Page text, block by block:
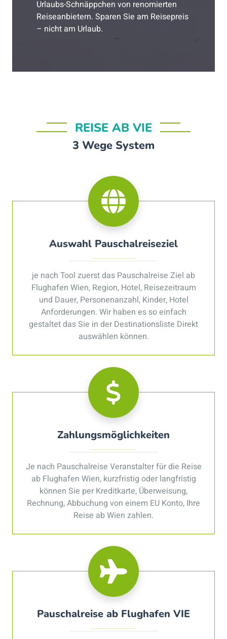
Urlaubs-Schnäppchen von renomierten
Reiseanbietern. Sparen Sie am Reisepreis
– nicht am Urlaub.
REISE AB VIE
3 Wege System
Auswahl Pauschalreiseziel
je nach Tool zuerst das Pauschalreise Ziel ab
Flughafen Wien, Region, Hotel, Reisezeitraum
und Dauer, Personenanzahl, Kinder, Hotel
Anforderungen. Wir haben es so einfach
gestaltet das Sie in der Destinationsliste Direkt
auswählen können.
Zahlungsmöglichkeiten
Je nach Pauschalreise Veranstalter für die Reise
ab Flughafen Wien, kurzfristig oder langfristig
können Sie per Kreditkarte, Überweisung,
Rechnung, Abbuchung von einem EU Konto, Ihre
Reise ab Wien zahlen.
Pauschalreise ab Flughafen VIE